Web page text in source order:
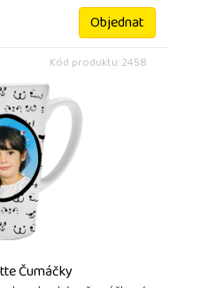
Objednat
Kód produktu: 2458
Čumáčky